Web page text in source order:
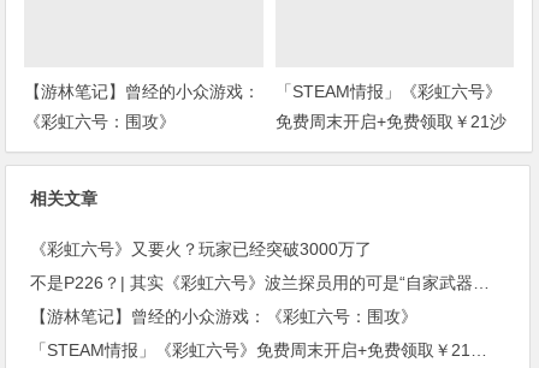
【游林笔记】曾经的小众游戏：
《彩虹六号：围攻》
「STEAM情报」《彩虹六号》
免费周末开启+免费领取￥21沙
盒扮演游戏+“墓地星露谷”今日
相关文章
《彩虹六号》又要火？玩家已经突破3000万了
【游林笔记】曾经的小众游戏：《彩虹六号：围攻》